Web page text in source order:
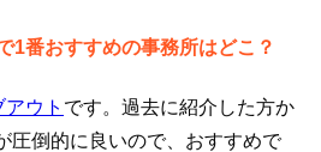
1番おすすめの事務所はどこ？
アウト です。過去に紹介した方か
圧倒的に良いので、おすすめで